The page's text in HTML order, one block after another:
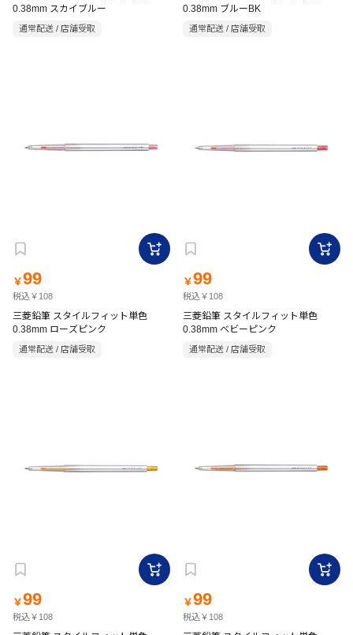
0.38mm スカイブルー
通常配送 / 店舗受取
0.38mm ブルーBK
通常配送 / 店舗受取
￥99
税込￥108
三菱鉛筆 スタイルフィット単色
0.38mm ローズピンク
通常配送 / 店舗受取
￥99
税込￥108
三菱鉛筆 スタイルフィット単色
0.38mm ベビーピンク
通常配送 / 店舗受取
￥99
税込￥108
￥99
税込￥108